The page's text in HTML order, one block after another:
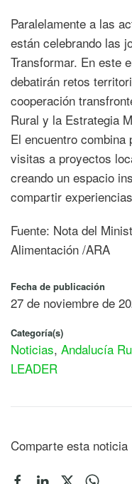
Paralelamente a las
están celebrando las
Transformar. En este
debatirán retos
cooperación
Rural y la Estrategia
El encuentro combina
visitas a proyectos
creando un espacio
compartir
Fuente: Nota del
Alimentación /ARA
Fecha de publicación
27 de noviembre de
Categoría(s)
Noticias, Andalucía
LEADER
Comparte esta noticia